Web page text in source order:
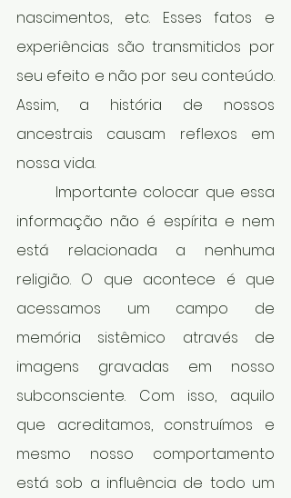
nascimentos, etc. Esses fatos e
experiências são transmitidos por
seu efeito e não por seu conteúdo.
Assim, a história de nossos
ancestrais causam reflexos em
nossa vida.
informação não é espírita e nem
está relacionada a nenhuma
religião. O que acontece é que
acessamos um campo de
memória sistêmico através de
imagens gravadas em nosso
subconsciente. Com isso, aquilo
que acreditamos, construímos e
mesmo nosso comportamento
está sob a influência de todo um